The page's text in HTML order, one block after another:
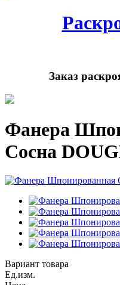
Заказ
Фанера
Сосна
Вариант товара
Ед.изм.